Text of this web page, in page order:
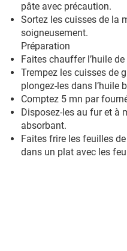
pâte avec précaution.
Sortez les cuisses de la
soigneusement.
Préparation
Faites chauffer l’huile
Trempez les cuisses de
plongez-les dans l’huile
Comptez 5 mn par
Disposez-les au fur et à
absorbant.
Faites frire les feuilles
dans un plat avec les